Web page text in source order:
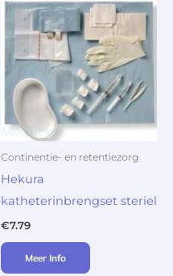
Continentie- en retentiezorg
Hekura
katheterinbrengset steriel
€7.79
Meer Info